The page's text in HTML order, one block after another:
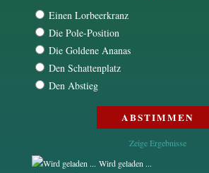
Einen Lorbeerkranz
Die Pole-Position
Die Goldene Ananas
Den Schattenplatz
Den Abstieg
Zeige Ergebnisse
Wird geladen ...